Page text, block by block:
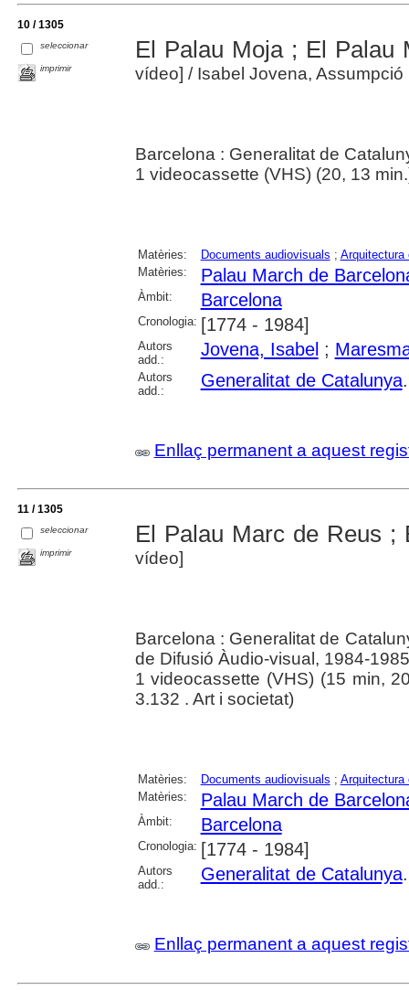
10 / 1305
seleccionar
imprimir
El Palau Moja ; El Palau
vídeo] / Isabel Jovena, Assumpció
Barcelona : Generalitat de
1 videocassette (VHS) (20, 13
Matèries: Documents audiovisuals ; Arquitectura
Matèries:
Palau March de
Àmbit: Barcelona
Cronologia: [1774 - 1984]
Autors
add.:
Jovena, Isabel ;
Autors
add.:
Generalitat de Catalunya
Enllaç permanent a aquest
11 / 1305
seleccionar
imprimir
El Palau Marc de Reus ;
vídeo]
Barcelona : Generalitat de
de Difusió Àudio-visual, 1984-1985
1 videocassette (VHS) (15 min,
3.132 . Art i societat)
Matèries: Documents audiovisuals ; Arquitectura
Matèries:
Palau March de
Àmbit: Barcelona
Cronologia: [1774 - 1984]
Autors
add.:
Generalitat de Catalunya
Enllaç permanent a aquest